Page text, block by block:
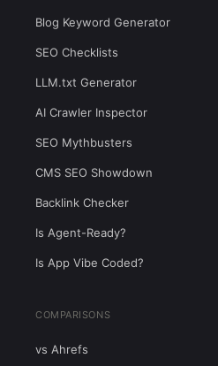
Blog Keyword Generator
SEO Checklists
LLM.txt Generator
AI Crawler Inspector
SEO Mythbusters
CMS SEO Showdown
Backlink Checker
Is Agent-Ready?
Is App Vibe Coded?
COMPARISONS
vs Ahrefs